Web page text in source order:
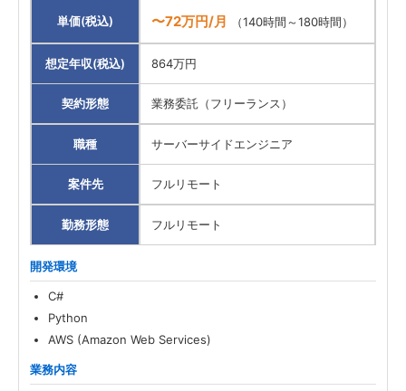
単価(税込) 〜72万円/月 （140時間～180時間）
想定年収(税込) 864万円
契約形態 業務委託（フリーランス）
職種 サーバーサイドエンジニア
案件先 フルリモート
勤務形態 フルリモート
開発環境
C#
Python
AWS (Amazon Web Services)
業務内容